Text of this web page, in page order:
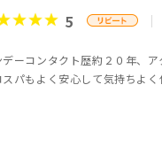
5
デーコンタクト歴約２０年、
スパもよく安心して気持ちよく